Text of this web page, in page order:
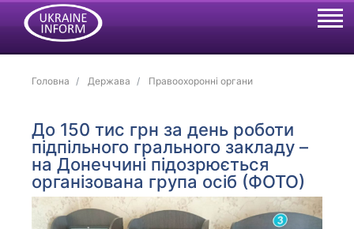
Головна Держава Правоохоронні органи
До 150 тис грн за день роботи
підпільного грального закладу –
на Донеччині підозрюється
організована група осіб (ФОТО)